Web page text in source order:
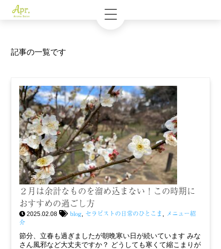
記事の一覧です
２月は余計なものを溜め込まない！この時期に
おすすめの過ごし方
2025.02.08 blog セラピストの日常のひとこま
メニュー紹
介
節分、立春も過ぎましたが朝晩寒い日が続いています みな
さん風邪など大丈夫ですか？ どうしても寒くて縮こまりが